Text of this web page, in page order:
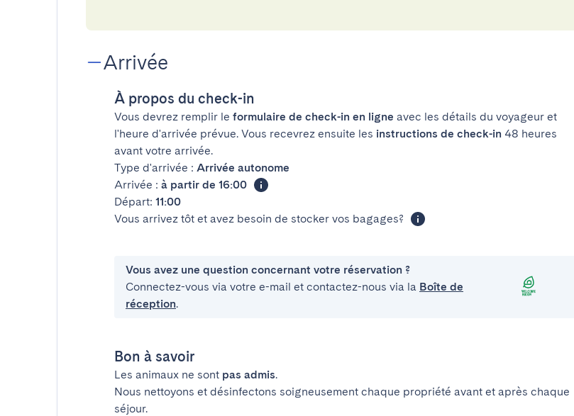
Arrivée
À propos du check-in
Vous devrez remplir le formulaire de check-in en ligne avec les détails du voyageur et
l'heure d'arrivée prévue. Vous recevrez ensuite les instructions de check-in 48 heures
avant votre arrivée.
Type d'arrivée : Arrivée autonome
Arrivée : à partir de 16:00
Départ: 11:00
Vous arrivez tôt et avez besoin de stocker vos bagages?
Vous avez une question concernant votre réservation ?
Connectez-vous via votre e-mail et contactez-nous via la Boîte de
réception.
Bon à savoir
Les animaux ne sont pas admis.
Nous nettoyons et désinfectons soigneusement chaque propriété avant et après chaque
séjour.